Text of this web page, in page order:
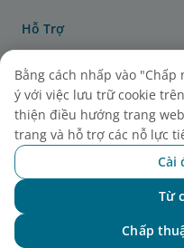
Hỗ Trợ
Pháp Lý
Thông Tin Hữu Ích
Đại lý & Đối tác
Vận Tải Hàng Hóa
Bằng cách nhấp vào
ý với việc lưu trữ cookie
thiện điều hướng trang
trang và hỗ trợ các nỗ lực
Cài
Từ
Chấp